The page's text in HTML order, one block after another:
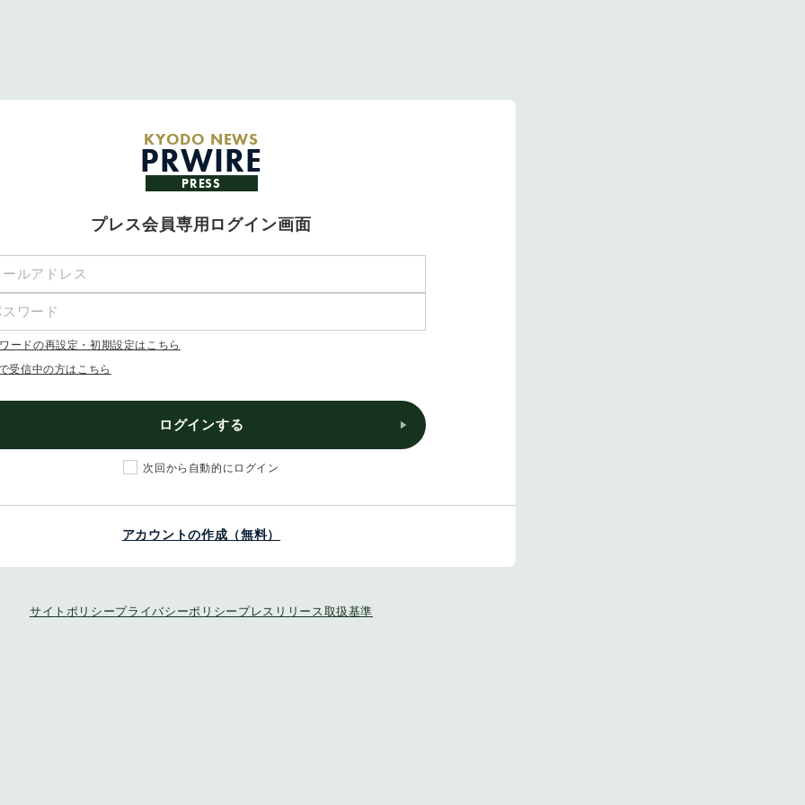
KYODO NEWS
PRWIRE
PRESS
プレス会員専用ログイン画面
ードの再設定・初期設定はこちら
受信中の方はこちら
ログインする
次回から自動的にログイン
アカウントの作成（無料）
サイトポリシープライバシーポリシー プレスリリース取扱基準